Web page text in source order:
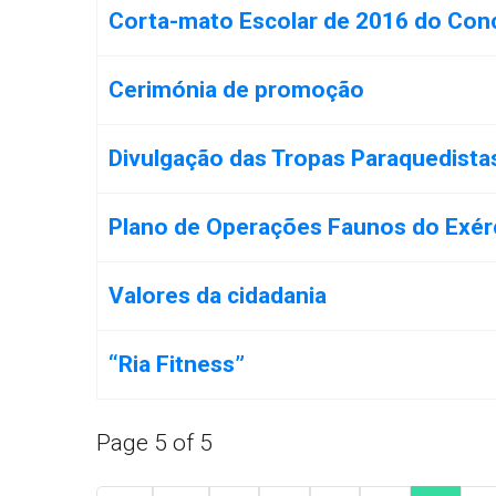
Articles
Corta-mato Escolar de 2016 do
Cerimónia de promoção
Divulgação das Tropas
Plano de Operações Faunos do
Valores da cidadania
“Ria Fitness”
Page 5 of 5